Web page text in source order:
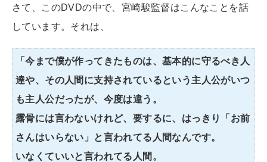
さて、このDVDの中で、宮崎駿監督はこんなことを話
しています。それは、
「今まで僕が作ってきたものは、基本的に守るべき人
達や、その人間に支持されているという主人公がいつ
も主人公だったが、今度は違う。
露骨には言わないけれど、要するに、はっきり「お前
さんはいらない」と言われてる人間なんです。
いなくていいと言われてる人間。